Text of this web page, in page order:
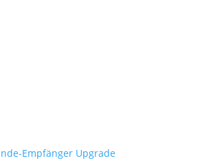
Empfänger Upgrade